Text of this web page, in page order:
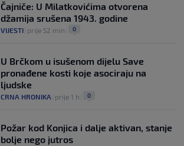
Čajniče: U Milatkovićima otvorena
džamija srušena 1943. godine
VIJESTI prije 52 min 0
U Brčkom u isušenom dijelu Save
pronađene kosti koje asociraju na
ljudske
CRNA HRONIKA prije 1 h 0
Požar kod Konjica i dalje aktivan, stanje
bolje nego jutros